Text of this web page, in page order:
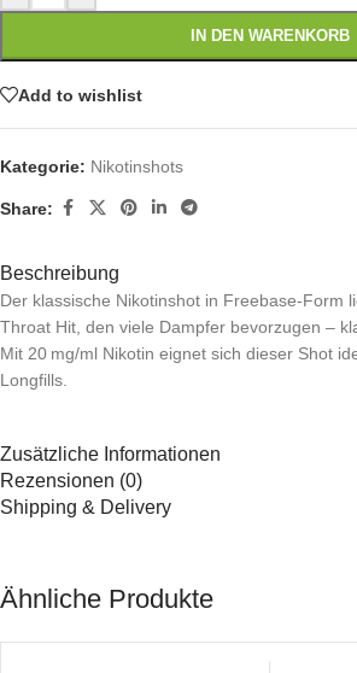
IN DEN WARENKORB
Add to wishlist
Kategorie: Nikotinshots
Share:
Beschreibung
Der klassische Nikotinshot in Freebase-Form
Throat Hit, den viele Dampfer bevorzugen –
Mit 20 mg/ml Nikotin eignet sich dieser Shot
Longfills.
Zusätzliche Informationen
Rezensionen (0)
Shipping & Delivery
Ähnliche Produkte